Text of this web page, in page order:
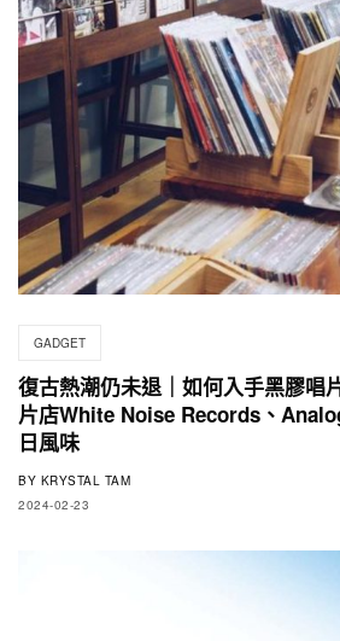
GADGET
復古熱潮仍未退｜如何入手黑膠唱
片店White Noise Records、
日風味
BY KRYSTAL TAM
2024-02-23